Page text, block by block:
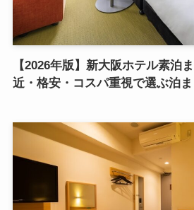
【2026年版】新大阪ホテル素泊
近・格安・コスパ重視で選ぶ泊